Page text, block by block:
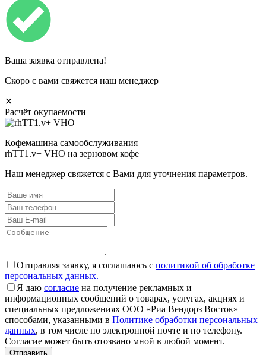
Ваша заявка отправлена!
Скоро с вами свяжется наш менеджер
✕
Расчёт окупаемости
Кофемашина самообслуживания
rhTT1.v+ VHO на зерновом кофе
Наш менеджер свяжется с Вами для уточнения параметров.
Отправляя заявку, я соглашаюсь с политикой об обработке
персональных данных.
Я даю согласие на получение рекламных и
информационных сообщений о товарах, услугах, акциях и
специальных предложениях ООО «Риа Вендорз Восток»
способами, указанными в Политике обработки персональных
данных, в том числе по электронной почте и по телефону.
Согласие может быть отозвано мной в любой момент.